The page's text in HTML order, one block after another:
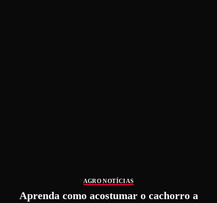
AGRO NOTÍCIAS
Aprenda como acostumar o cachorro a